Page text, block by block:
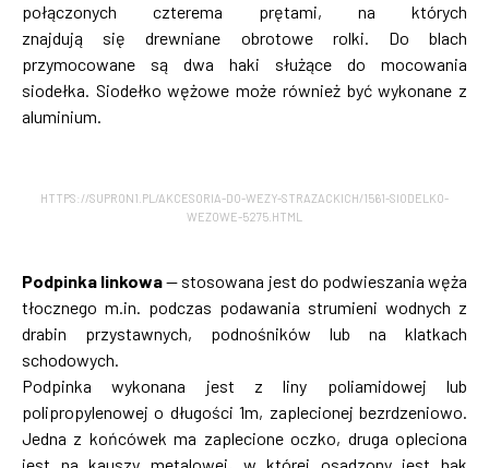
połączonych czterema prętami, na których
znajdują się drewniane obrotowe rolki. Do blach
przymocowane są dwa haki służące do mocowania
siodełka. Siodełko wężowe może również być wykonane z
aluminium.
HTTPS://SUPRON1.PL/AKCESORIA-DO-WEZY-STRAZACKICH/1561-SIODELKO-
WEZOWE-5275.HTML
Podpinka linkowa— stosowana jest do podwieszania węża
tłocznego m.in. podczas podawania strumieni wodnych z
drabin przystawnych, podnośników lub na klatkach
schodowych.
Podpinka wykonana jest z liny poliamidowej lub
polipropylenowej o długości 1m, zaplecionej bezrdzeniowo.
Jedna z końcówek ma zaplecione oczko, druga opleciona